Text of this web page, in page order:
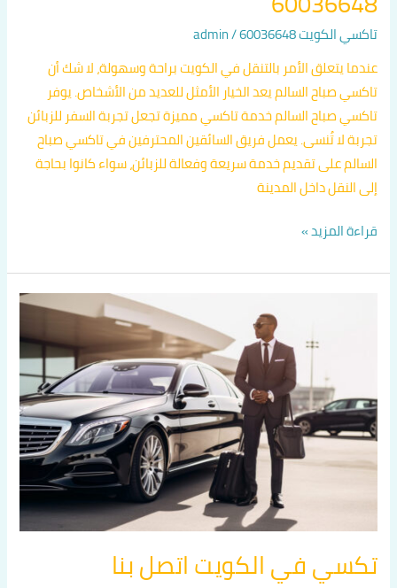
تاكسي الكويت 60036648 /
admin
عندما يتعلق الأمر بالتنقل في الكويت براحة وسهولة، لا شك أن
تاكسي صباح السالم يعد الخيار الأمثل للعديد من الأشخاص. يوفر
تاكسي صباح السالم خدمة تاكسي مميزة تجعل تجربة السفر للزبائن
تجربة لا تُنسى. يعمل فريق السائقين المحترفين في تاكسي صباح
السالم على تقديم خدمة سريعة وفعالة للزبائن، سواء كانوا بحاجة
إلى النقل داخل المدينة
قراءة المزيد »
تكسي في الكويت اتصل بنا
بنا
60036648